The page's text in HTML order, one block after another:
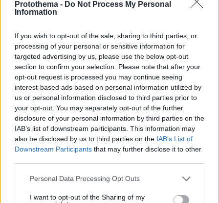
Protothema - Do Not Process My Personal
Information
If you wish to opt-out of the sale, sharing to third parties, or
processing of your personal or sensitive information for
targeted advertising by us, please use the below opt-out
section to confirm your selection. Please note that after your
opt-out request is processed you may continue seeing
interest-based ads based on personal information utilized by
us or personal information disclosed to third parties prior to
your opt-out. You may separately opt-out of the further
disclosure of your personal information by third parties on the
IAB’s list of downstream participants. This information may
also be disclosed by us to third parties on the IAB’s List of
Downstream Participants that may further disclose it to other
Please note that this website/app uses one or more Google
not limited to your visit or usage behaviour. You may click to
Personal Data Processing Opt Outs
I want to opt-out of the Sharing of my
«Δεν το πιστεύουμε», λένε οι Αμερικανοί που
υιοθέτησαν τον Αφγανό στη Λέσβο - Η αρχική
εκδοχή για το φονικό στην Κυψέλη και η σιωπή
στην απολογία
07.08.2026, 07:19